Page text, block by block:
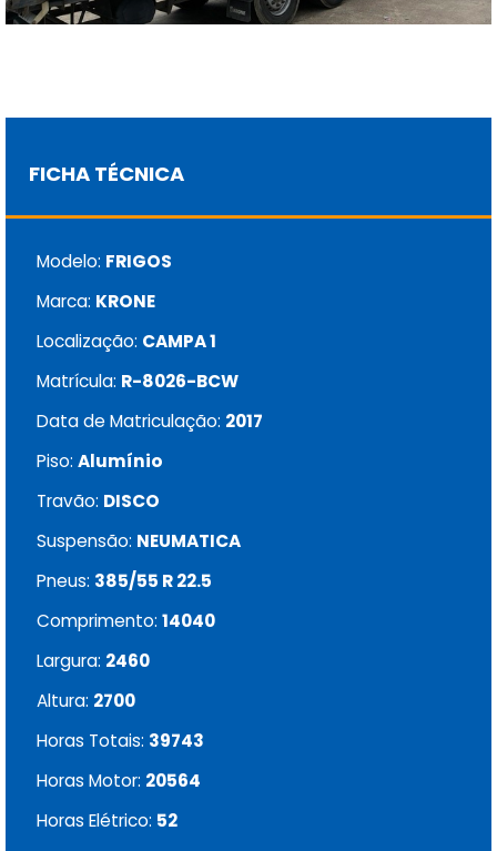
FICHA TÉCNICA
Modelo: FRIGOS
Marca: KRONE
Localização: CAMPA 1
Matrícula: R-8026-BCW
Data de Matriculação: 2017
Piso: Alumínio
Travão: DISCO
Suspensão: NEUMATICA
Pneus: 385/55 R 22.5
Comprimento: 14040
Largura: 2460
Altura: 2700
Horas Totais: 39743
Horas Motor: 20564
Horas Elétrico: 52